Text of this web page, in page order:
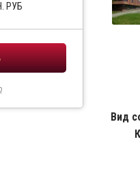
РУБ
Вид